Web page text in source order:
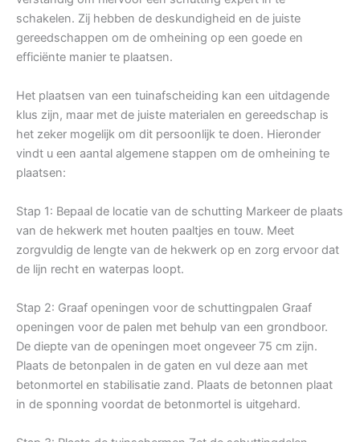
schakelen. Zij hebben de deskundigheid en de juiste
gereedschappen om de omheining op een goede en
efficiënte manier te plaatsen.
Het plaatsen van een tuinafscheiding kan een uitdagende
klus zijn, maar met de juiste materialen en gereedschap is
het zeker mogelijk om dit persoonlijk te doen. Hieronder
vindt u een aantal algemene stappen om de omheining te
plaatsen:
Stap 1: Bepaal de locatie van de schutting Markeer de plaats
van de hekwerk met houten paaltjes en touw. Meet
zorgvuldig de lengte van de hekwerk op en zorg ervoor dat
de lijn recht en waterpas loopt.
Stap 2: Graaf openingen voor de schuttingpalen Graaf
openingen voor de palen met behulp van een grondboor.
De diepte van de openingen moet ongeveer 75 cm zijn.
Plaats de betonpalen in de gaten en vul deze aan met
betonmortel en stabilisatie zand. Plaats de betonnen plaat
in de sponning voordat de betonmortel is uitgehard.